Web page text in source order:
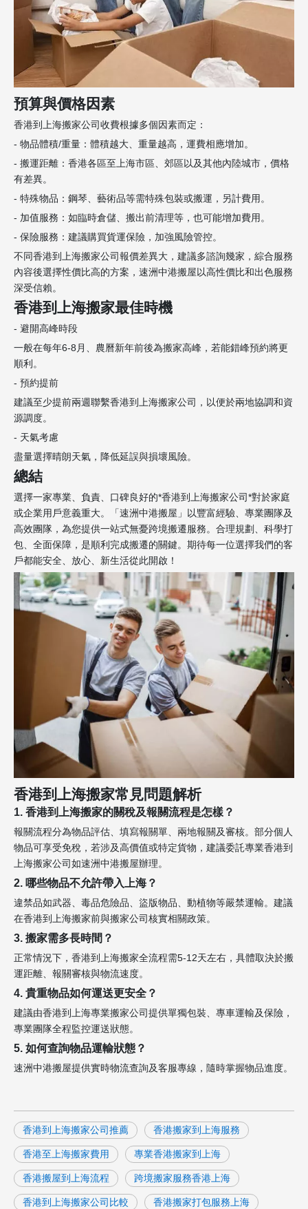
預算與價格因素
香港到上海搬家公司收費根據多個因素而定：
- 物品體積/重量：體積越大、重量越高，運費相應增加。
- 搬運距離：香港各區至上海市區、郊區以及其他內陸城市，價格
有差異。
- 特殊物品：鋼琴、藝術品等需特殊包裝或搬運，另計費用。
- 加值服務：如臨時倉儲、搬出前清理等，也可能增加費用。
- 保險服務：建議購買貨運保險，加強風險管控。
不同香港到上海搬家公司報價差異大，建議多諮詢幾家，綜合服務
內容後選擇性價比高的方案，速洲中港搬屋以高性價比和出色服務
深受信賴。
香港到上海搬家最佳時機
- 避開高峰時段
一般在每年6-8月、農曆新年前後為搬家高峰，若能錯峰預約將更
順利。
- 預約提前
建議至少提前兩週聯繫香港到上海搬家公司，以便於兩地協調和資
源調度。
- 天氣考慮
盡量選擇晴朗天氣，降低延誤與損壞風險。
總結
選擇一家專業、負責、口碑良好的*香港到上海搬家公司*對於家庭
或企業用戶意義重大。「速洲中港搬屋」以豐富經驗、專業團隊及
高效團隊，為您提供一站式無憂跨境搬遷服務。合理規劃、科學打
包、全面保障，是順利完成搬遷的關鍵。期待每一位選擇我們的客
戶都能安全、放心、新生活從此開啟！
香港到上海搬家常見問題解析
1. 香港到上海搬家的關稅及報關流程是怎樣？
報關流程分為物品評估、填寫報關單、兩地報關及審核。部分個人
物品可享受免稅，若涉及高價值或特定貨物，建議委託專業香港到
上海搬家公司如速洲中港搬屋辦理。
2. 哪些物品不允許帶入上海？
違禁品如武器、毒品危險品、盜版物品、動植物等嚴禁運輸。建議
在香港到上海搬家前與搬家公司核實相關政策。
3. 搬家需多長時間？
正常情況下，香港到上海搬家全流程需5-12天左右，具體取決於搬
運距離、報關審核與物流速度。
4. 貴重物品如何運送更安全？
建議由香港到上海專業搬家公司提供單獨包裝、專車運輸及保險，
專業團隊全程監控運送狀態。
5. 如何查詢物品運輸狀態？
速洲中港搬屋提供實時物流查詢及客服專線，隨時掌握物品進度。
香港到上海搬家公司推薦 香港搬家到上海服務
香港至上海搬家費用 專業香港搬家到上海
香港搬屋到上海流程 跨境搬家服務香港上海
香港到上海搬家公司比較 香港搬家打包服務上海